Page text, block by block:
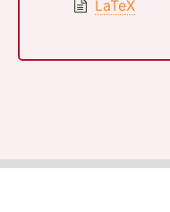
LaTeX